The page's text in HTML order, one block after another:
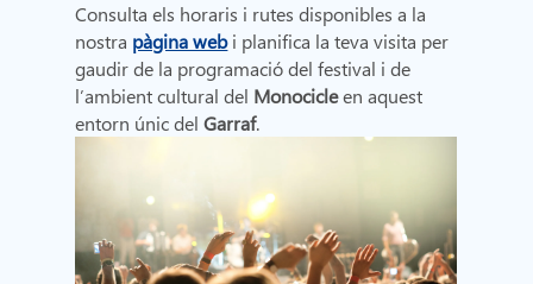
Consulta els horaris i rutes disponibles a la
nostra pàgina webi planifica la teva visita per
gaudir de la programació del festival i de
l’ambient cultural del Monocicleen aquest
entorn únic delGarraf.